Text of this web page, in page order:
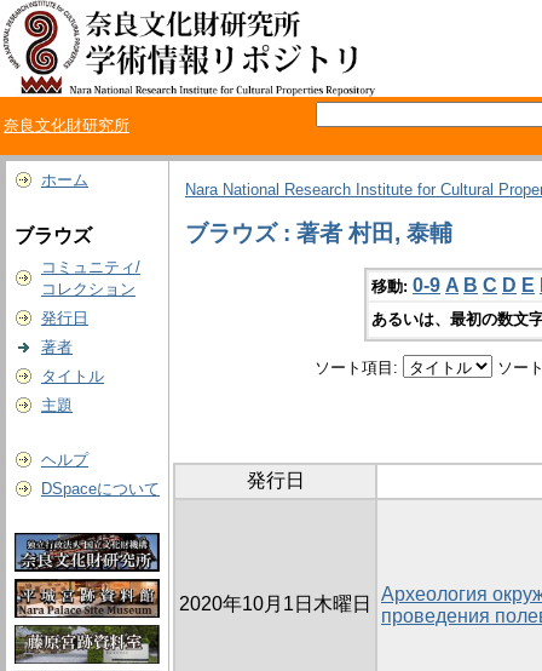
奈良文化財研究所
ホーム
ブラウズ
コミュニティ/
コレクション
発行日
著者
タイトル
主題
ヘルプ
DSpaceについて
Nara National Research Institute for Cultural
ブラウズ : 著者 村田, 泰輔
移動: 0-9 A B C D E
あるいは、最初の数文
ソート項目: ソー
発行日
2020年10月1日木曜日
Археология
проведения